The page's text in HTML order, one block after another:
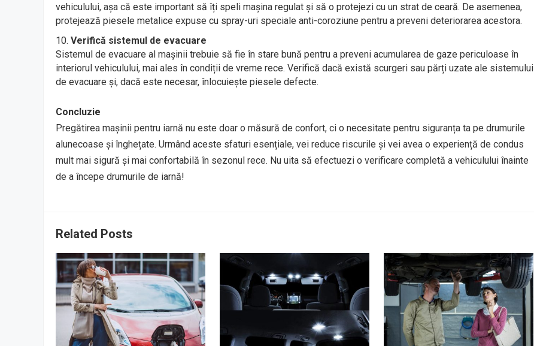
vehiculului, așa că este important să îți speli mașina regulat și să o protejezi cu un strat de ceară. De asemenea,
protejează piesele metalice expuse cu spray-uri speciale anti-coroziune pentru a preveni deteriorarea acestora.
Verifică sistemul de evacuare
Sistemul de evacuare al mașinii trebuie să fie în stare bună pentru a preveni acumularea de gaze periculoase în
interiorul vehiculului, mai ales în condiții de vreme rece. Verifică dacă există scurgeri sau părți uzate ale sistemului
de evacuare și, dacă este necesar, înlocuiește piesele defecte.
Concluzie
Pregătirea mașinii pentru iarnă nu este doar o măsură de confort, ci o necesitate pentru siguranța ta pe drumurile
alunecoase și înghețate. Urmând aceste sfaturi esențiale, vei reduce riscurile și vei avea o experiență de condus
mult mai sigură și mai confortabilă în sezonul rece. Nu uita să efectuezi o verificare completă a vehiculului înainte
de a începe drumurile de iarnă!
Related Posts